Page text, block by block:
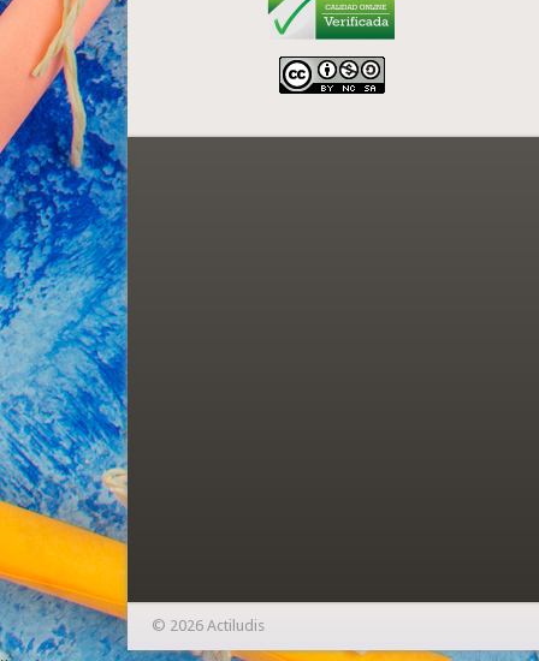
© 2026 Actiludis